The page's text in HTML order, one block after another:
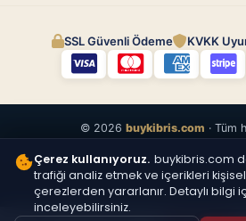
SSL Güvenli Ödeme KVKK
© 2026 buykibris.com · Tüm
Çerez kullanıyoruz. buykibris.com
trafiği analiz etmek ve içerikleri
çerezlerden yararlanır. Detaylı bilgi
inceleyebilirsiniz.